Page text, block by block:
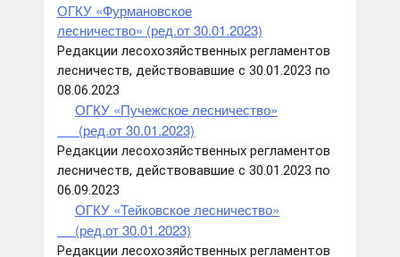
ОГКУ «Фурмановское
лесничество» (ред.от 30.01.2023)
Редакции лесохозяйственных регламентов
лесничеств, действовавшие с 30.01.2023 по
08.06.2023
ОГКУ «Пучежское лесничество»
(ред.от 30.01.2023)
Редакции лесохозяйственных регламентов
лесничеств, действовавшие с 30.01.2023 по
06.09.2023
ОГКУ «Тейковское лесничество»
(ред.от 30.01.2023)
Редакции лесохозяйственных регламентов